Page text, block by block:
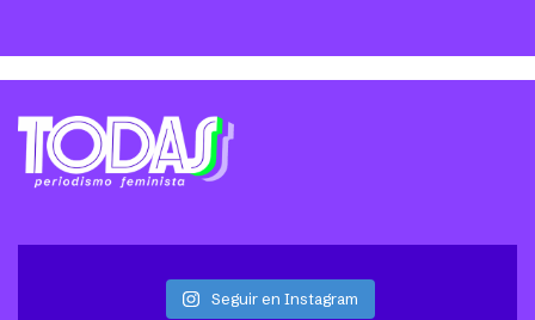
Seguir en Instagram